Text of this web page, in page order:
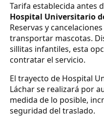
Tarifa establecida antes
Hospital Universitario
Reservas y
transportar mascotas.
sillitas infantiles, esta
contratar el servicio.
El trayecto de Hospital
Láchar se realizará por
medida de lo posible,
seguridad del traslado.